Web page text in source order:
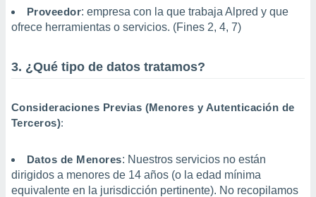
a lo que
Para
en
en
Proveedor: empresa con la que trabaja Alpred y que
ofrece herramientas o servicios. (Fines 2, 4, 7)
3. ¿Qué tipo de datos tratamos?
Consideraciones Previas (Menores y Autenticación de
Terceros):
Datos de Menores: Nuestros servicios no están
dirigidos a menores de 14 años (o la edad mínima
equivalente en la jurisdicción pertinente). No recopilamos